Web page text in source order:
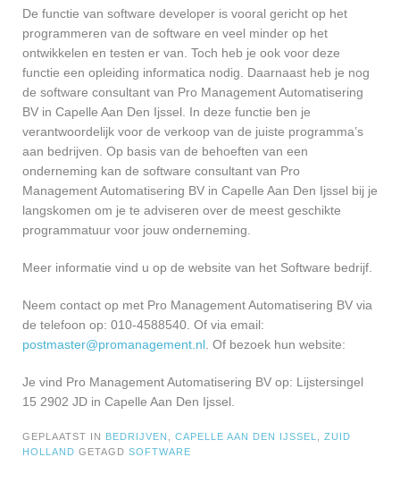
De functie van software developer is vooral gericht op het
programmeren van de software en veel minder op het
ontwikkelen en testen er van. Toch heb je ook voor deze
functie een opleiding informatica nodig. Daarnaast heb je nog
de software consultant van Pro Management Automatisering
BV in Capelle Aan Den Ijssel. In deze functie ben je
verantwoordelijk voor de verkoop van de juiste programma’s
aan bedrijven. Op basis van de behoeften van een
onderneming kan de software consultant van Pro
Management Automatisering BV in Capelle Aan Den Ijssel bij je
langskomen om je te adviseren over de meest geschikte
programmatuur voor jouw onderneming.
Meer informatie vind u op de website van het Software bedrijf.
Neem contact op met Pro Management Automatisering BV via
de telefoon op: 010-4588540. Of via email:
postmaster@promanagement.nl . Of bezoek hun website:
Je vind Pro Management Automatisering BV op: Lijstersingel
15 2902 JD in Capelle Aan Den Ijssel.
GEPLAATST IN BEDRIJVEN CAPELLE AAN DEN IJSSEL
ZUID
HOLLAND GETAGD SOFTWARE